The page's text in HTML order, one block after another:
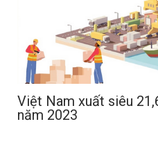
Việt Nam xuất siêu
năm 2023